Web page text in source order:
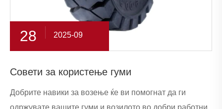
28 2025-09
Совети за користење гуми
Добрите навики за возење ќе ви помогнат да ги
одржувате вашите гуми и возилото во добри работни